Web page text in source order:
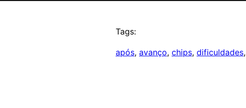
Tags:
após, avanço, chips, dificuldades,